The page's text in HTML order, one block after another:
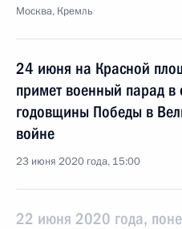
Москва, Кремль
24 июня на Красной
примет военный парад
годовщины Победы в
войне
23 июня 2020 года, 15:00
22 июня 2020 года,